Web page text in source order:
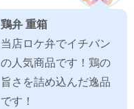
鶏弁 重箱
当店ロケ弁でイチバン
の人気商品です！鶏の
旨さを詰め込んだ逸品
です！